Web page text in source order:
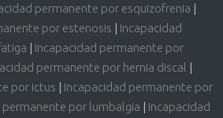
permanente por esquizofrenia |
por estenosis | Incapacidad
| Incapacidad permanente por
permanente por hernia discal |
por ictus | Incapacidad permanente por
permanente por lumbalgia | Incapacidad